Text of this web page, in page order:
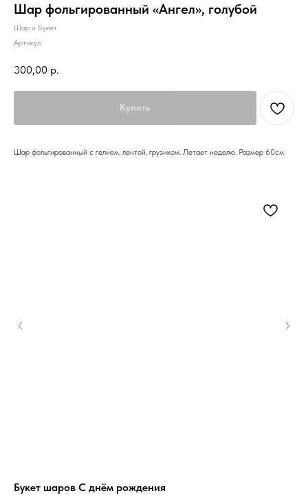
Шар фольгированный «Ангел», голубой
Шар и Букет
Артикул:
300,00 р.
Купить
Шар фольгированный с гелием, лентой, грузиком. Летает неделю. Размер 60см.
Букет шаров С днём рождения